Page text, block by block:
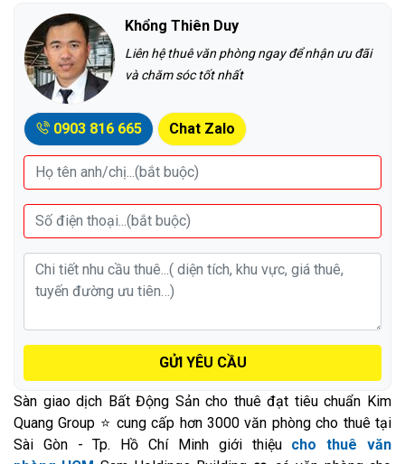
Khổng Thiên Duy
Liên hệ thuê văn phòng ngay để nhận ưu đãi
và chăm sóc tốt nhất
0903 816 665 Chat Zalo
GỬI YÊU CẦU
Sàn giao dịch Bất Động Sản cho thuê đạt tiêu chuẩn Kim
Quang Group ⭐ cung cấp hơn 3000 văn phòng cho thuê tại
Sài Gòn - Tp. Hồ Chí Minh giới thiệu cho thuê văn